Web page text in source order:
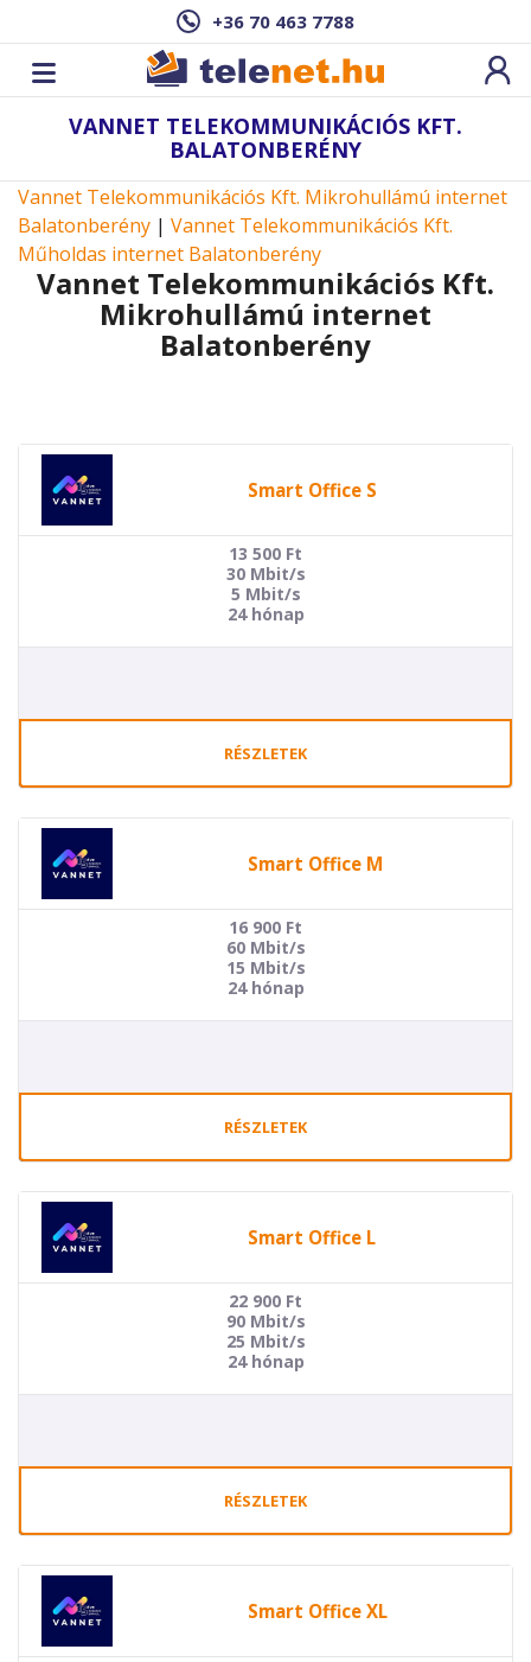
+36 70 463 7788
VANNET TELEKOMMUNIKÁCIÓS KFT.
BALATONBERÉNY
Vannet Telekommunikációs Kft. Mikrohullámú internet
Balatonberény | Vannet Telekommunikációs Kft.
Műholdas internet Balatonberény
Vannet Telekommunikációs Kft.
Mikrohullámú internet
Balatonberény
Smart Office S
13 500 Ft
30 Mbit/s
5 Mbit/s
24 hónap
RÉSZLETEK
Smart Office M
16 900 Ft
60 Mbit/s
15 Mbit/s
24 hónap
RÉSZLETEK
Smart Office L
22 900 Ft
90 Mbit/s
25 Mbit/s
24 hónap
RÉSZLETEK
Smart Office XL